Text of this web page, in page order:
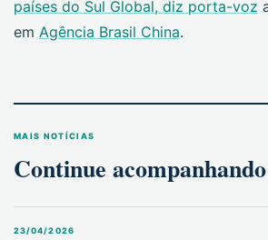
países do Sul Global, diz porta-voz
em Agência Brasil China.
MAIS NOTÍCIAS
Continue
23/04/2026